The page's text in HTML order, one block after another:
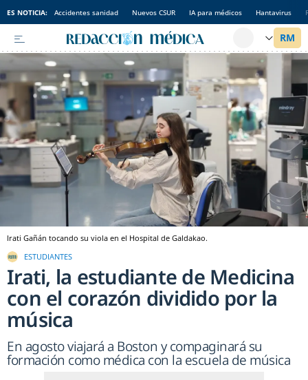
ES NOTICIA: Accidentes sanidad Nuevos CSUR IA para médicos Hantavirus
Irati Gañán tocando su viola en el Hospital de Galdakao.
ESTUDIANTES
Irati, la estudiante de Medicina
con el corazón dividido por la
música
En agosto viajará a Boston y compaginará su
formación como médica con la escuela de música